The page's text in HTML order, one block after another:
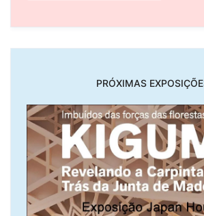
PRÓXIMAS